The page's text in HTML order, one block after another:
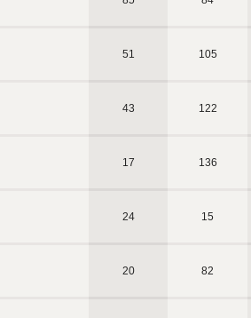
51 105
43 122
17 136
24 15
20 82